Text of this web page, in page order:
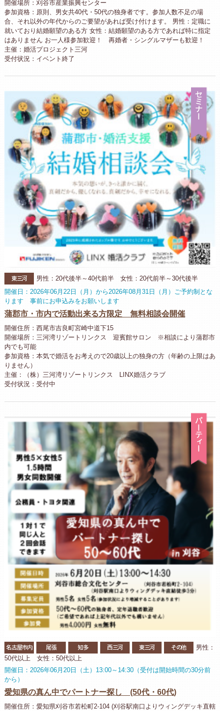
開催場所：刈谷市産業振興センター
参加資格：原則、男女共40代・50代の独身者です。参加人数不足の場
合、それ以外の年代からのご要望があれば受け付けます。 男性：定職に
就いており結婚願望のある方 女性：結婚願望のある方であれば特に指定
はありません お一人様参加歓迎！ 再婚者・シングルマザーも歓迎！
主催：婚活プロジェクト三河
受付状況：イベント終了
セ
東三河
男性：20代後半～40代前半 女性：20代前半～30代後半
開催日：2026年06月22日（月）から2026年08月31日（月）ご予約制とな
ります 事前にお申込みをお願いします
蒲郡市・市内で活動出来る方限定 無料相談会開催
開催住所：西尾市吉良町宮崎中道下15
開催場所：三河湾リゾートリンクス 迎賓館サロン ※相談により蒲郡市
内でも可能
参加資格：本気で婚活をお考えので20歳以上の独身の方（年齢の上限はあ
りません）
主催：（株）三河湾リゾートリンクス LINX婚活クラブ
受付状況：受付中
パ
名古屋市内 尾張 知多 西三河 東三河 その他
男性：
50代以上 女性：50代以上
開催日：2026年06月20日（土）13:00～14:30（受付は開始時間の30分前
から）
愛知県の真ん中でパートナー探し (50代・60代)
開催住所：愛知県刈谷市若松町2-104 (刈谷駅南口よりウィングデッキ直轄